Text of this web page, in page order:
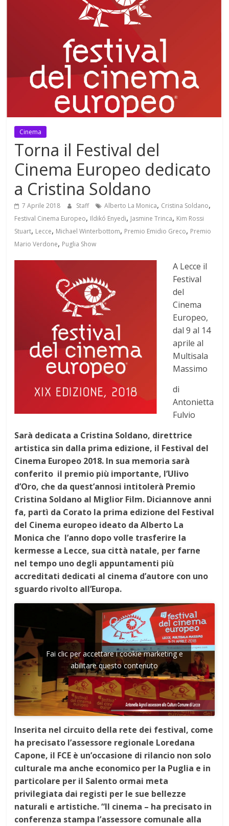
curiosità
Cinema
Torna il Festival del
Cinema Europeo dedicato
a Cristina Soldano
7 Aprile 2018 Staff Alberto La Monica, Cristina Soldano,
Festival Cinema Europeo, Ildikó Enyedi, Jasmine Trinca, Kim Rossi
Stuart, Lecce, Michael Winterbottom, Premio Emidio Greco, Premio
Mario Verdone, Puglia Show
A Lecce il
Festival
del
Cinema
Europeo,
dal 9 al 14
aprile al
Multisala
Massimo
di
Antonietta
Fulvio
Sarà dedicata a Cristina Soldano, direttrice
artistica sin dalla prima edizione, il Festival del
Cinema Europeo 2018. In sua memoria sarà
conferito il premio più importante, l’Ulivo
d’Oro, che da quest’annosi intitolerà Premio
Cristina Soldano al Miglior Film. Diciannove anni
fa, partì da Corato la prima edizione del Festival
del Cinema europeo ideato da Alberto La
Monica che l’anno dopo volle trasferire la
kermesse a Lecce, sua città natale, per farne
nel tempo uno degli appuntamenti più
accreditati dedicati al cinema d’autore con uno
sguardo rivolto all’Europa.
Fai clic per accettare i cookie marketing e
abilitare questo contenuto
Inserita nel circuito della rete dei festival, come
ha precisato l’assessore regionale Loredana
Capone, il FCE è un’occasione di rilancio non solo
culturale ma anche economico per la Puglia e in
particolare per il Salento ormai meta
privilegiata dai registi per le sue bellezze
naturali e artistiche. “Il cinema – ha precisato in
conferenza stampa l’assessore comunale alla